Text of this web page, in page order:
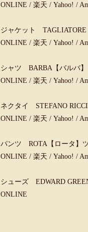
ONLINE / 楽天 / Yahoo! /
ジャケット
ONLINE / 楽天 / Yahoo! /
シャツ BARBA【バルバ
ONLINE / 楽天 / Yahoo! /
ネクタイ STEFANO
ONLINE / 楽天 / Yahoo! /
パンツ ROTA【ロータ】
ONLINE / 楽天 / Yahoo! /
シューズ EDWARD
ONLINE